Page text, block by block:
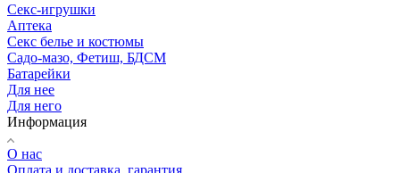
Секс-игрушки
Аптека
Секс белье и костюмы
Садо-мазо, Фетиш, БДСМ
Батарейки
Для нее
Для него
Информация
О нас
Оплата и доставка, гарантия